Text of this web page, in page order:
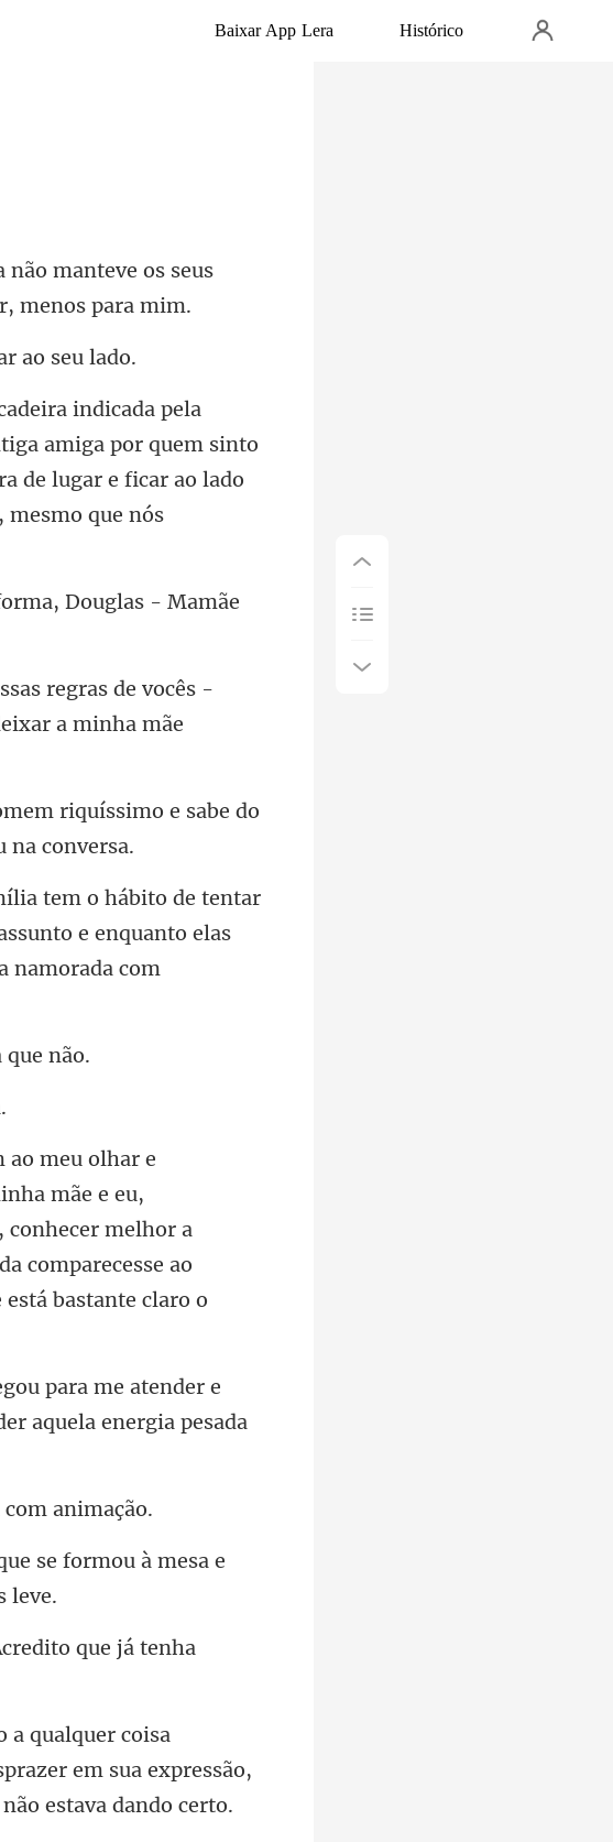
Baixar App Lera Histórico
não manteve os seus
amiga por quem sinto
de lugar e ficar ao
Douglas - Mamãe
regras de vocês -
riquíssimo e sabe do
tar
e enquanto ela
conhecer melhor a
compar
me atender e
se formou à mesa e
que já tenh
em sua expressão,